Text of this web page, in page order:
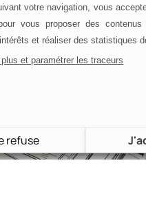
votre navigation, vous
vous proposer des
et réaliser des statistiques
et paramétrer les traceurs
refuse